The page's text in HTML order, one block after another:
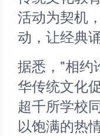
活动为契机
动，让经典
据悉，"相约
华传统文化
超千所学校
以饱满的热